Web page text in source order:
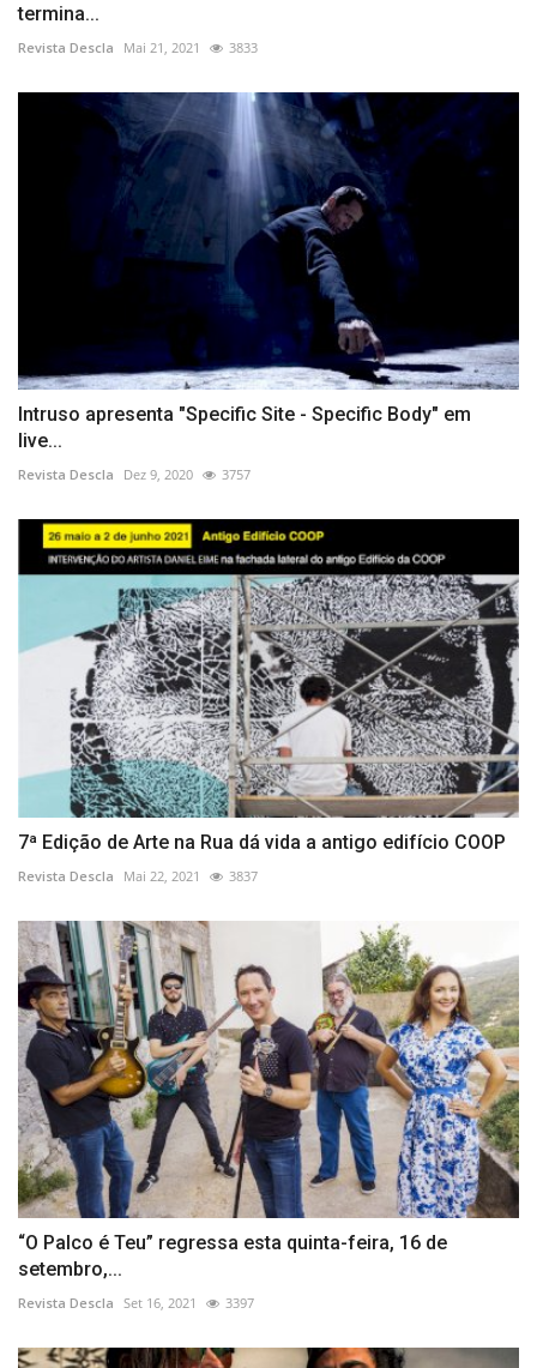
termina...
Revista Descla Mai 21, 2021 3833
Intruso apresenta "Specific Site - Specific Body" em
live...
Revista Descla Dez 9, 2020 3757
7ª Edição de Arte na Rua dá vida a antigo edifício COOP
Revista Descla Mai 22, 2021 3837
“O Palco é Teu” regressa esta quinta-feira, 16 de
setembro,...
Revista Descla Set 16, 2021 3397